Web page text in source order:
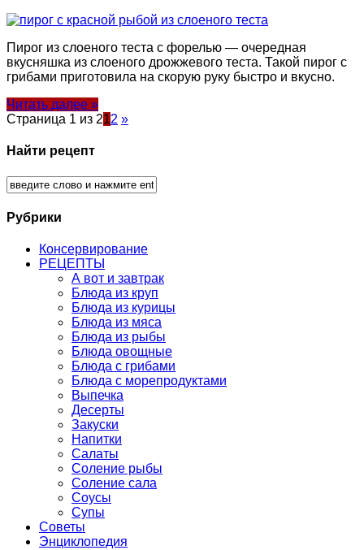
Пирог из слоеного теста с форелью — очередная
вкусняшка из слоеного дрожжевого теста. Такой пирог с
грибами приготовила на скорую руку быстро и вкусно.
Читать далее »
Страница 1 из 212 »
Найти рецепт
Рубрики
Консервирование
РЕЦЕПТЫ
А вот и завтрак
Блюда из круп
Блюда из курицы
Блюда из мяса
Блюда из рыбы
Блюда овощные
Блюда с грибами
Блюда с морепродуктами
Выпечка
Десерты
Закуски
Напитки
Салаты
Соление рыбы
Соление сала
Соусы
Супы
Советы
Энциклопедия